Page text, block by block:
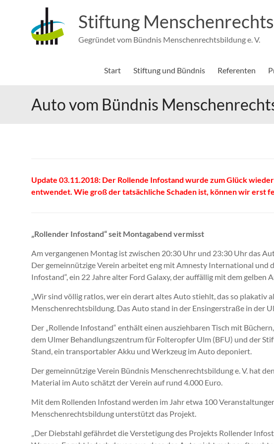
Stiftung
Gegründet vom Bündnis Menschenrechtsbildung e. V.
Start Stiftung und Bündnis Referenten
Auto vom Bündnis
Update 03.11.2018: Der Rollende Infostand wurde zum Glück
entwendet. Wie groß der tatsächliche Schaden ist, können wir erst
„Rollender Infostand“ seit Montagabend vermisst
Am vergangenen Montag ist zwischen 20:30 Uhr und 23:30 Uhr das
Der gemeinnützige Verein arbeitet eng mit Amnesty International und
Infostand“, ein 22 Jahre alter Ford Galaxy, der auffällig mit dem
„Wir sind völlig ratlos, wer ein derart altes Auto stiehlt, das so
Menschenrechtsbildung. Das Auto stand in der Ensingerstraße in der
Der „Rollende Infostand“ enthält einen ausziehbaren Tisch mit
dem Ulmer Behandlungszentrum für Folteropfer Ulm (BFU) und der
Stand, ein transportabler Akku und Werkzeug im Auto deponiert.
Der gemeinnützige Verein Bündnis Menschenrechtsbildung e. V. hat
Material im Auto schätzt der Verein auf rund 4.000 Euro.
Mit dem Rollenden Infostand werden im Jahr etwa 100
Menschenrechtsbildung unterstützt das Projekt.
„Der Diebstahl gefährdet die Verstetigung des Projekts Rollender